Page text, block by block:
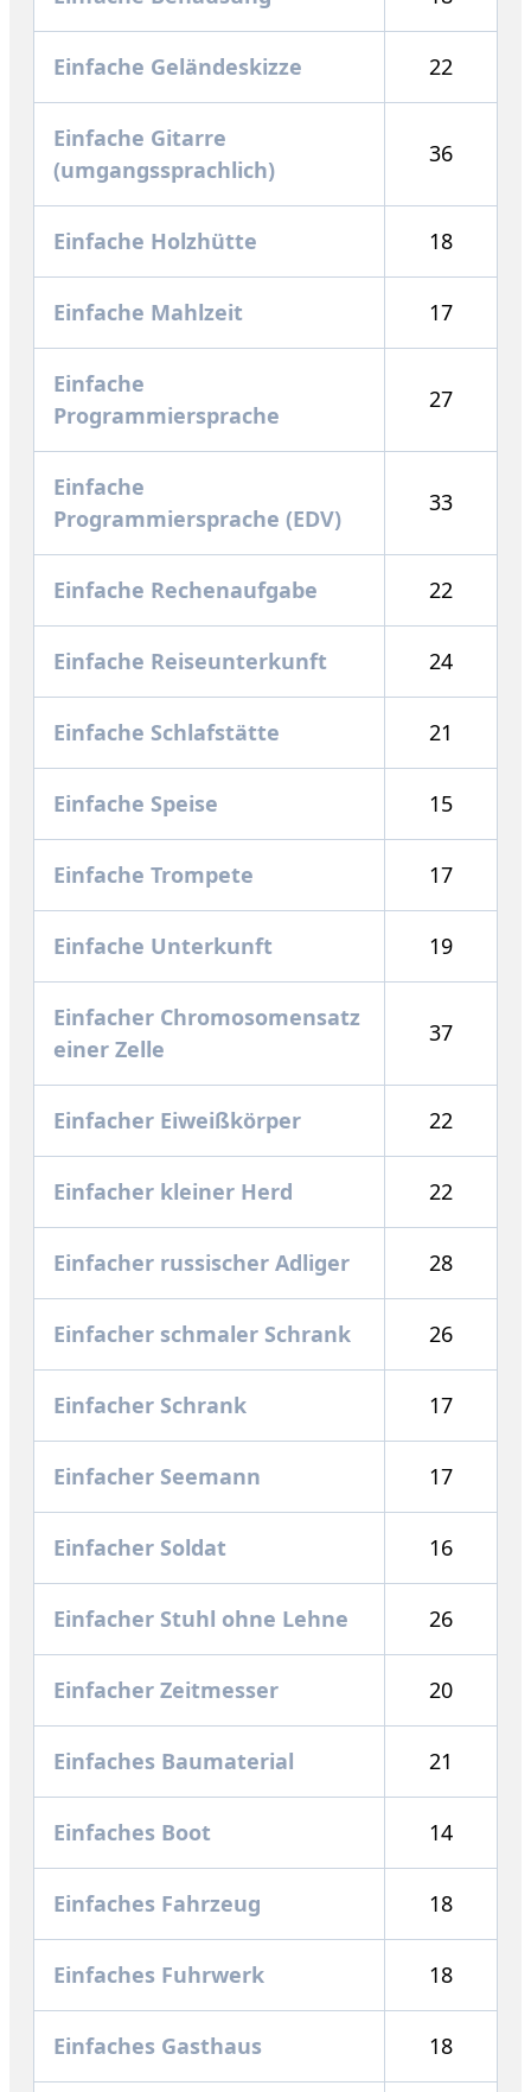
Einfache Geländeskizze 22
Einfache Gitarre
(umgangssprachlich)
36
Einfache Holzhütte 18
Einfache Mahlzeit 17
Einfache
Programmiersprache
27
Einfache
Programmiersprache (EDV)
33
Einfache Rechenaufgabe 22
Einfache Reiseunterkunft 24
Einfache Schlafstätte 21
Einfache Speise 15
Einfache Trompete 17
Einfache Unterkunft 19
Einfacher Chromosomensatz
einer Zelle
37
Einfacher Eiweißkörper 22
Einfacher kleiner Herd 22
Einfacher russischer Adliger 28
Einfacher schmaler Schrank 26
Einfacher Schrank 17
Einfacher Seemann 17
Einfacher Soldat 16
Einfacher Stuhl ohne Lehne 26
Einfacher Zeitmesser 20
Einfaches Baumaterial 21
Einfaches Boot 14
Einfaches Fahrzeug 18
Einfaches Fuhrwerk 18
Einfaches Gasthaus 18